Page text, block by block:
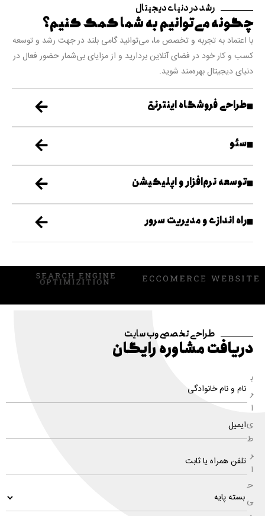
رشد در دنیای دیجیتال
چگونه می‌توانیم به شما کمک کنیم؟
با اعتماد به تجربه و تخصص ما، می‌توانید گامی بلند در جهت رشد و توسعه
کسب و کار خود در فضای آنلاین بردارید و از مزایای بی‌شمار حضور فعال در
دنیای دیجیتال بهره‌مند شوید.
طراحی فروشگاه اینترنتی
سئو
توسعه نرم‌افزار و اپلیکیشن
راه اندازی و مدیریت سرور
طراحی تخصصی وب سایت
دریافت مشاوره رایگان
ب
ر
ا
ی
ط
ر
ا
ح
ی